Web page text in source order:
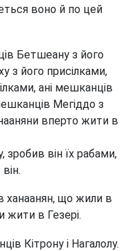
воно й по цей
Бетшеану з його
з його присілками,
ані мешканців
Мегіддо з
вперто жити в
зробив він їх рабами,
ханаанян, що жили в
жити в Гезері.
Кітрону і Нагалолу.